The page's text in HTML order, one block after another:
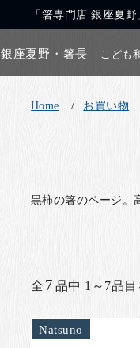
「箸専門店 銀座夏
銀座夏野・箸長 こども
Home お買い物
黒柿の箸のページ。
全 7 品中 1～7品
Natsuno